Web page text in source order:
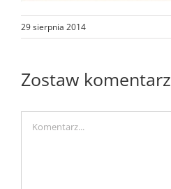
29 sierpnia 2014
Zostaw komentarz